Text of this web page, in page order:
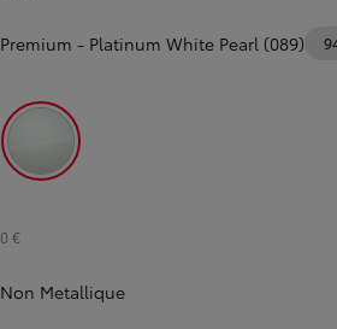
Premium - Platinum White Pearl (089)
Platinum White Pearl (089)
0 €
Non Metallique